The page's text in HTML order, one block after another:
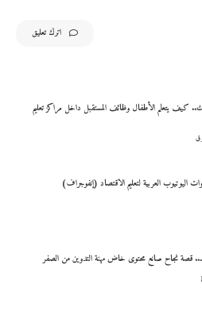
اترك تعليق
كيف يتعلم الأطفال وظائف المستقبل داخل مراكز تعليم
قصة نجاح صانع محتوى خاض مهنة التدوين من الصفر